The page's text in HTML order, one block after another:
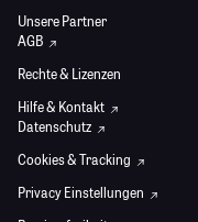
Unsere Partner
AGB
Rechte & Lizenzen
Hilfe & Kontakt
Datenschutz
Cookies & Tracking
Privacy Einstellungen